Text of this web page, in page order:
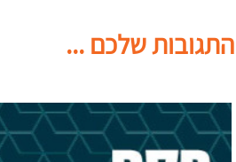
התגובות שלכם ...